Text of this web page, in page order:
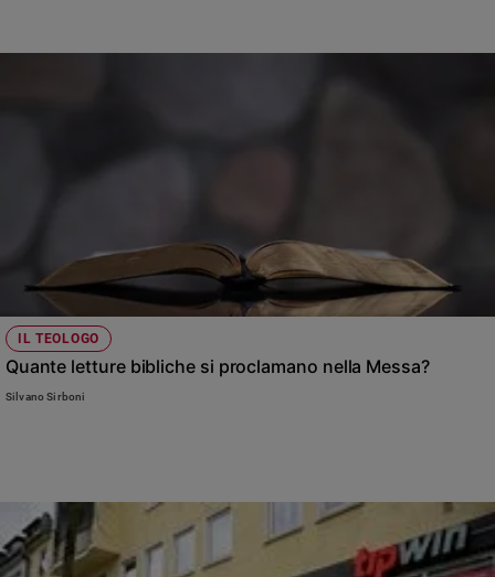
IL TEOLOGO
Quante letture bibliche si proclamano nella Messa?
Silvano Sirboni